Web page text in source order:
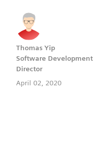
Thomas Yip
Software Development
Director
April 02, 2020